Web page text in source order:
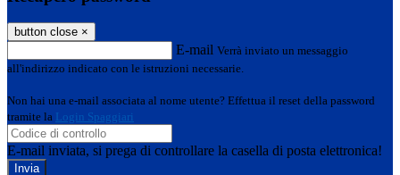
button close ×
E-mail Verrà inviato un messaggio
all'indirizzo indicato con le istruzioni necessarie.
Non hai una e-mail associata al nome utente? Effettua il reset della password
tramite la Login Spaggiari
E-mail inviata, si prega di controllare la casella di posta elettronica!